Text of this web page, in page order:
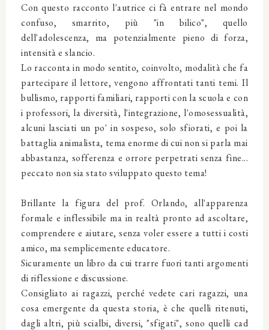
Con questo racconto l'autrice ci fà entrare nel mondo
confuso, smarrito, più "in bilico", quello
dell'adolescenza, ma potenzialmente pieno di forza,
intensità e slancio.
Lo racconta in modo sentito, coinvolto, modalità che fa
partecipare il lettore, vengono affrontati tanti temi. Il
bullismo, rapporti familiari, rapporti con la scuola e con
i professori, la diversità, l'integrazione, l'omosessualità,
alcuni lasciati un po' in sospeso, solo sfiorati, e poi la
battaglia animalista, tema enorme di cui non si parla mai
abbastanza, sofferenza e orrore perpetrati senza fine...
peccato non sia stato sviluppato questo tema!
Brillante la figura del prof. Orlando, all'apparenza
formale e inflessibile ma in realtà pronto ad ascoltare,
comprendere e aiutare, senza voler essere a tutti i costi
amico, ma semplicemente educatore.
Sicuramente un libro da cui trarre fuori tanti argomenti
di riflessione e discussione.
Consigliato ai ragazzi, perché vedete cari ragazzi, una
cosa emergente da questa storia, è che quelli ritenuti,
dagli altri, più scialbi, diversi, "sfigati", sono quelli cad